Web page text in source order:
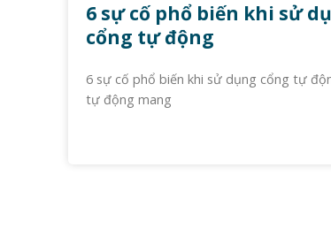
6 sự cố phổ biến khi sử
cổng tự động
6 sự cố phổ biến khi sử dụng cổng tự
tự động mang